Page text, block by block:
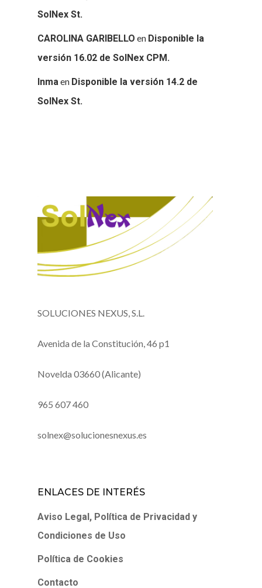
SolNex St.
CAROLINA GARIBELLO en Disponible la
versión 16.02 de SolNex CPM.
Inmaen Disponible la versión 14.2 de
SolNex St.
SOLUCIONES NEXUS, S.L.
Avenida de la Constitución, 46 p1
Novelda 03660 (Alicante)
965 607 460
solnex@solucionesnexus.es
ENLACES DE INTERÉS
Aviso Legal, Política de Privacidad y
Condiciones de Uso
Política de Cookies
Contacto